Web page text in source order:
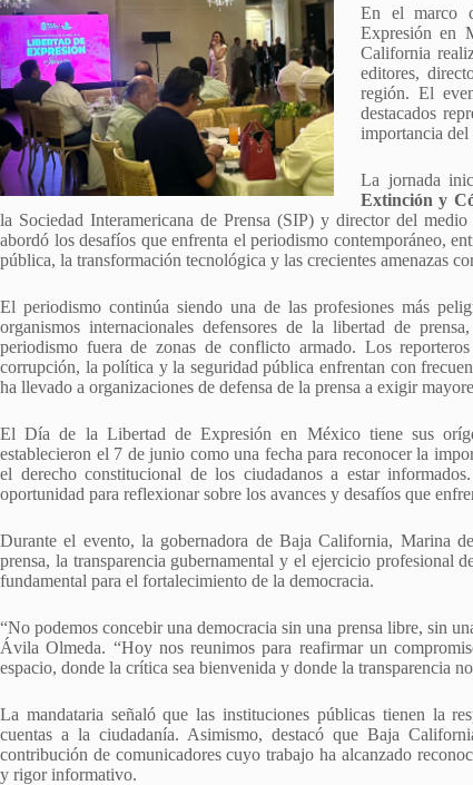
En el marco
Expresión en
California
editores,
región. El
destacados
importancia del
La jornada
Extinción y
la Sociedad Interamericana de Prensa (SIP) y director del
abordó los desafíos que enfrenta el periodismo contemporáneo,
pública, la transformación tecnológica y las crecientes amenazas
El periodismo continúa siendo una de las profesiones más
organismos internacionales defensores de la libertad de
periodismo fuera de zonas de conflicto armado. Los
corrupción, la política y la seguridad pública enfrentan con
ha llevado a organizaciones de defensa de la prensa a exigir
El Día de la Libertad de Expresión en México tiene sus
establecieron el 7 de junio como una fecha para reconocer la
el derecho constitucional de los ciudadanos a estar
oportunidad para reflexionar sobre los avances y desafíos que
Durante el evento, la gobernadora de Baja California, Marina
prensa, la transparencia gubernamental y el ejercicio profesional
fundamental para el fortalecimiento de la democracia.
“No podemos concebir una democracia sin una prensa libre, sin
Ávila Olmeda. “Hoy nos reunimos para reafirmar un
espacio, donde la crítica sea bienvenida y donde la transparencia
La mandataria señaló que las instituciones públicas tienen la
cuentas a la ciudadanía. Asimismo, destacó que Baja
contribución de comunicadores cuyo trabajo ha alcanzado
y rigor informativo.